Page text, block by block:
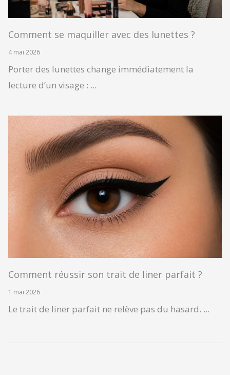
Comment se maquiller avec des lunettes ?
4 mai 2026
Porter des lunettes change immédiatement la
lecture d’un visage : ...
Comment réussir son trait de liner parfait ?
1 mai 2026
Le trait de liner parfait ne relève pas du hasard. ...